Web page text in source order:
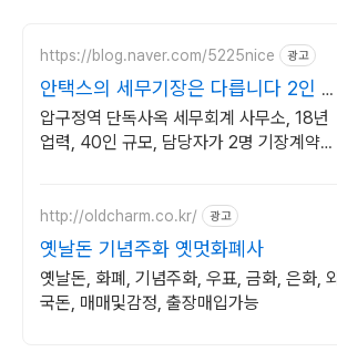
https://blog.naver.com/5225nice 광고
안택스의 세무기장은 다릅니다 2인 담
당 케어로 즉시 소통
압구정역 단독사옥 세무회계 사무소, 18년
업력, 40인 규모, 담당자가 2명 기장계약시
http://oldcharm.co.kr/ 광고
옛날돈 기념주화 옛멋화폐사
옛날돈, 화폐, 기념주화, 우표, 금화, 은화, 외
국돈, 매매및감정, 출장매입가능